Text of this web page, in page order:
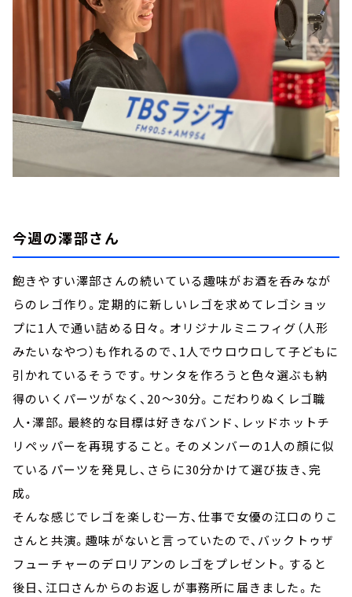
今週の澤部さん
飽きやすい澤部さんの続いている趣味がお酒を呑みなが
らのレゴ作り。定期的に新しいレゴを求めてレゴショッ
プに1人で通い詰める日々。オリジナルミニフィグ（人形
みたいなやつ）も作れるので、1人でウロウロして子どもに
引かれているそうです。サンタを作ろうと色々選ぶも納
得のいくパーツがなく、20～30分。こだわりぬくレゴ職
人・澤部。最終的な目標は好きなバンド、レッドホットチ
リペッパーを再現すること。そのメンバーの1人の顔に似
ているパーツを発見し、さらに30分かけて選び抜き、完
成。
そんな感じでレゴを楽しむ一方、仕事で女優の江口のりこ
さんと共演。趣味がないと言っていたので、バックトゥザ
フューチャーのデロリアンのレゴをプレゼント。すると
後日、江口さんからのお返しが事務所に届きました。た